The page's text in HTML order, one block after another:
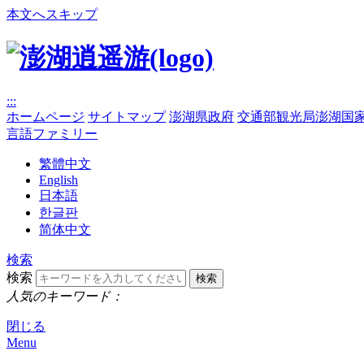
本文へスキップ
:::
ホームページ サイトマップ 澎湖県政府 交通部観光局澎湖国
言語ファミリー
繁體中文
English
日本語
한글판
简体中文
検索
検索
人気のキーワード：
閉じる
Menu